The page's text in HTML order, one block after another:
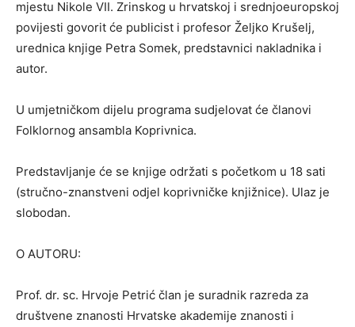
mjestu Nikole VII. Zrinskog u hrvatskoj i srednjoeuropskoj
povijesti govorit će publicist i profesor Željko Krušelj,
urednica knjige Petra Somek, predstavnici nakladnika i
autor.
U umjetničkom dijelu programa sudjelovat će članovi
Folklornog ansambla Koprivnica.
Predstavljanje će se knjige održati s početkom u 18 sati
(stručno-znanstveni odjel koprivničke knjižnice). Ulaz je
slobodan.
O AUTORU:
Prof. dr. sc. Hrvoje Petrić član je suradnik razreda za
društvene znanosti Hrvatske akademije znanosti i